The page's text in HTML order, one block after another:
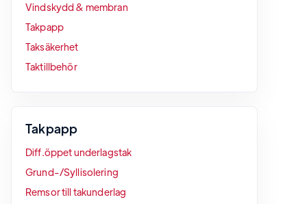
Vindskydd & membran
Takpapp
Taksäkerhet
Taktillbehör
Takpapp
Diff.öppet underlagstak
Grund-/Syllisolering
Remsor till takunderlag